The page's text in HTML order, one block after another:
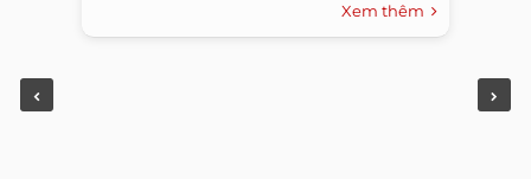
Xem thêm